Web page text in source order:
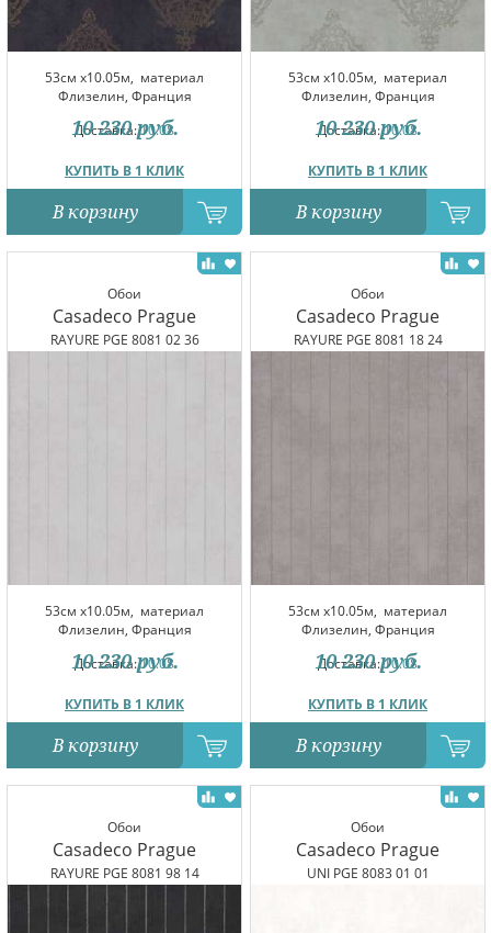
53см x10.05м, материал
Флизелин, Франция
Доставка:10.08
КУПИТЬ В 1 КЛИК
10 230 руб.
В корзину
53см x10.05м, материал
Флизелин, Франция
Доставка:10.08
КУПИТЬ В 1 КЛИК
10 230 руб.
В корзину
Обои
Casadeco Prague
RAYURE PGE 8081 02 36
53см x10.05м, материал
Флизелин, Франция
Доставка:10.08
КУПИТЬ В 1 КЛИК
10 230 руб.
В корзину
Обои
Casadeco Prague
RAYURE PGE 8081 18 24
53см x10.05м, материал
Флизелин, Франция
Доставка:10.08
КУПИТЬ В 1 КЛИК
10 230 руб.
В корзину
Обои
Casadeco Prague
RAYURE PGE 8081 98 14
Обои
Casadeco Prague
UNI PGE 8083 01 01